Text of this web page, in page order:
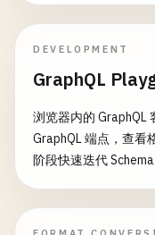
DEVELOPMENT
GraphQL
浏览器内的 GraphQL
GraphQL 端点，查
阶段快速迭代